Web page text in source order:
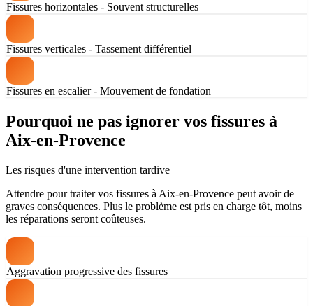
Fissures horizontales - Souvent structurelles
Fissures verticales - Tassement différentiel
Fissures en escalier - Mouvement de fondation
Pourquoi ne pas ignorer vos fissures à
Aix-en-Provence
Les risques d'une intervention tardive
Attendre pour traiter vos fissures à Aix-en-Provence peut avoir de
graves conséquences. Plus le problème est pris en charge tôt, moins
les réparations seront coûteuses.
Aggravation progressive des fissures